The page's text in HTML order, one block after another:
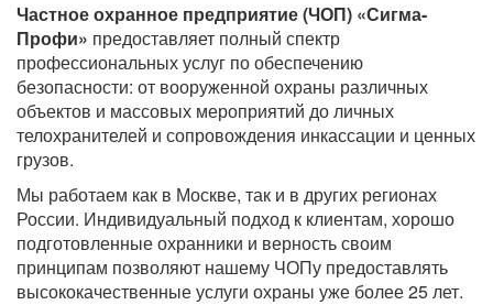
Частное охранное предприятие (ЧОП) «Сигма-
Профи» предоставляет полный спектр
профессиональных услуг по обеспечению
безопасности: от вооруженной охраны различных
объектов и массовых мероприятий до личных
телохранителей и сопровождения инкассации и ценных
грузов.
Мы работаем как в Москве, так и в других регионах
России. Индивидуальный подход к клиентам, хорошо
подготовленные охранники и верность своим
принципам позволяют нашему ЧОПу предоставлять
высококачественные услуги охраны уже более 25 лет.